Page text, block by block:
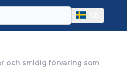
och smidig förvaring som